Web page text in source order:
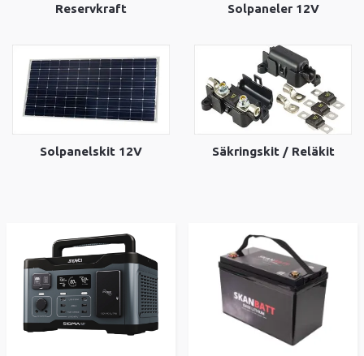
Reservkraft Solpaneler 12V
Solpanelskit 12V Säkringskit / Reläkit